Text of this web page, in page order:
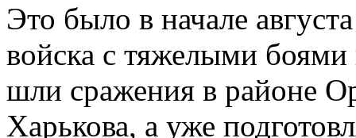
Это было в начале
войска с тяжелыми
шли сражения в районе
Харькова, а уже